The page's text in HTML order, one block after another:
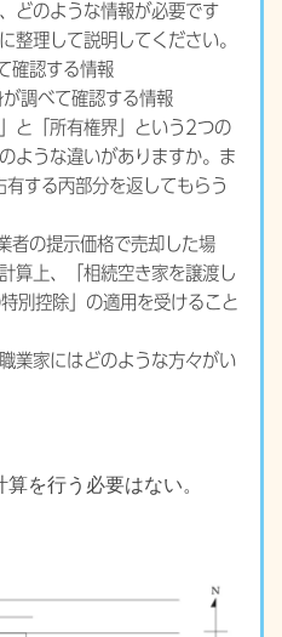
どのような情報が必要です
理して説明してください。
確認する情報
調べて確認する情報
と「所有権界」という2つの
ような違いがありますか。ま
する丙部分を返してもらう
者の提示価格で売却した場
算上、「相続空き家を譲渡し
別控除」の適用を受けること
業家にはどのような方々がい
を行う必要はない。